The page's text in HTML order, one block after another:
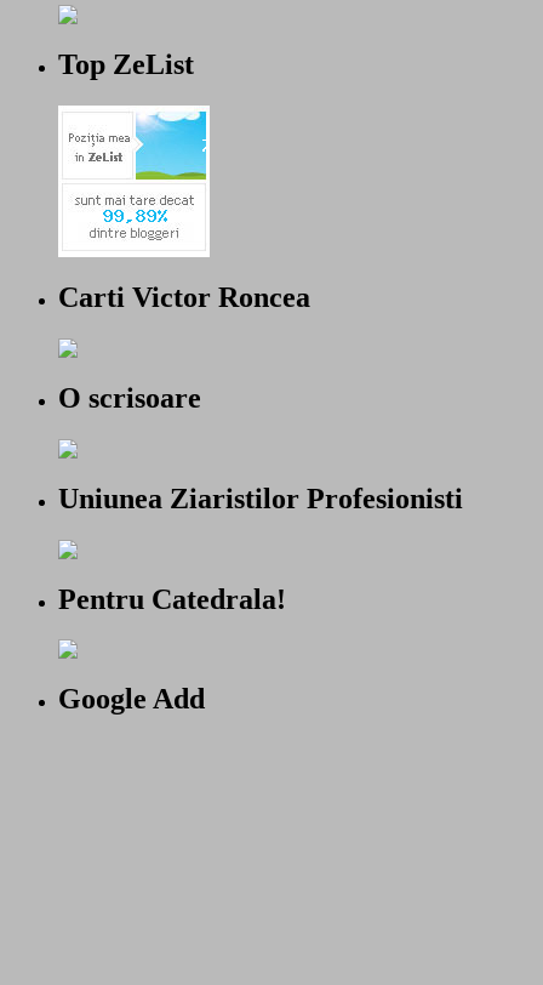
Top ZeList
Carti Victor Roncea
O scrisoare
Uniunea Ziaristilor Profesionisti
Pentru Catedrala!
Google Add